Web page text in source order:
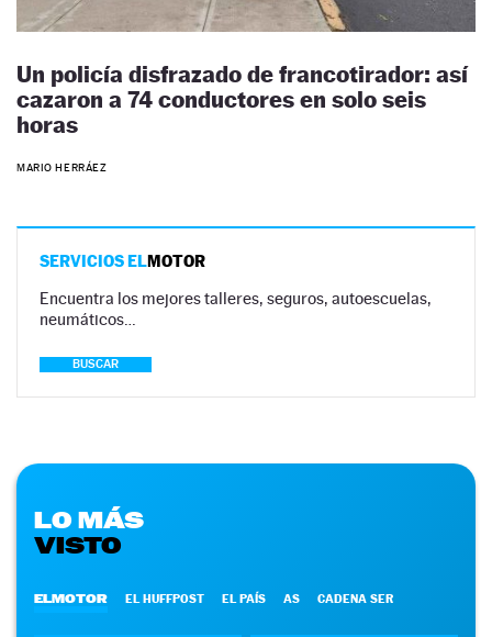
Un policía disfrazado de francotirador: así
cazaron a 74 conductores en solo seis
horas
MARIO HERRÁEZ
SERVICIOS ELMOTOR
Encuentra los mejores talleres, seguros, autoescuelas,
neumáticos…
BUSCAR
LO MÁS
VISTO
ELMOTOR EL HUFFPOST EL PAÍS AS CADENA SER